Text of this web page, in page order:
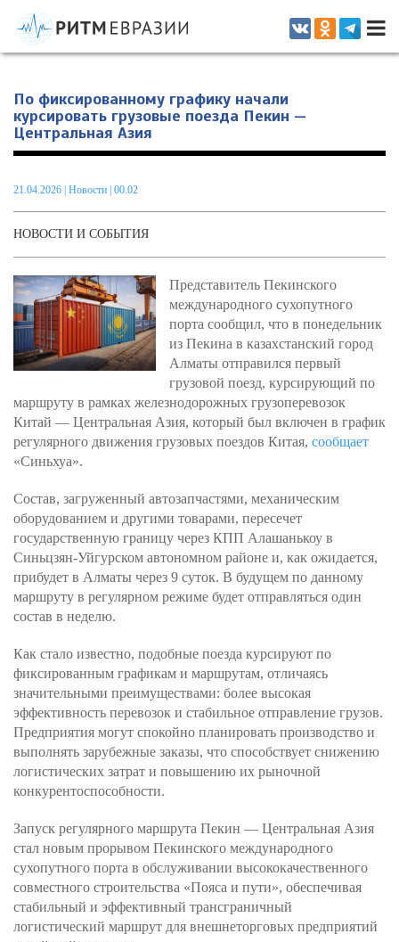
Информационно-аналитическое издание, посвященное актуальным
проблемам интеграции на постсоветском пространстве
По фиксированному графику начали
курсировать грузовые поезда Пекин —
Центральная Азия
21.04.2026 Новости | 00.02
НОВОСТИ И СОБЫТИЯ
Представитель Пекинского
международного сухопутного
порта сообщил, что в понедельник
из Пекина в казахстанский город
Алматы отправился первый
грузовой поезд, курсирующий по
маршруту в рамках железнодорожных грузоперевозок
Китай — Центральная Азия, который был включен в график
регулярного движения грузовых поездов Китая, сообщает
«Синьхуа».
Состав, загруженный автозапчастями, механическим
оборудованием и другими товарами, пересечет
государственную границу через КПП Алашанькоу в
Синьцзян-Уйгурском автономном районе и, как ожидается,
прибудет в Алматы через 9 суток. В будущем по данному
маршруту в регулярном режиме будет отправляться один
состав в неделю.
Как стало известно, подобные поезда курсируют по
фиксированным графикам и маршрутам, отличаясь
значительными преимуществами: более высокая
эффективность перевозок и стабильное отправление грузов.
Предприятия могут спокойно планировать производство и
выполнять зарубежные заказы, что способствует снижению
логистических затрат и повышению их рыночной
конкурентоспособности.
Запуск регулярного маршрута Пекин — Центральная Азия
стал новым прорывом Пекинского международного
сухопутного порта в обслуживании высококачественного
совместного строительства «Пояса и пути», обеспечивая
стабильный и эффективный трансграничный
логистический маршрут для внешнеторговых предприятий